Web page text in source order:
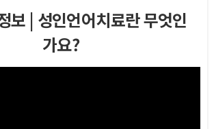
보 | 성인언어치료란 무엇인
가요?